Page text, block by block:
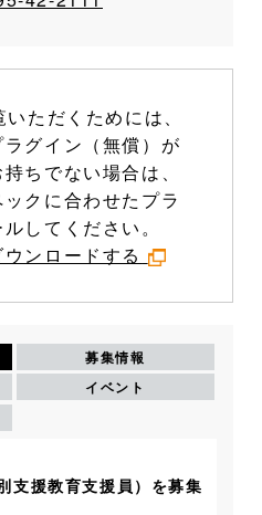
ただくためには、
グイン（無償）が
ちでない場合は、
クに合わせたプラ
してください。
ンロードする
募集情報
イベント
支援教育支援員）を募集